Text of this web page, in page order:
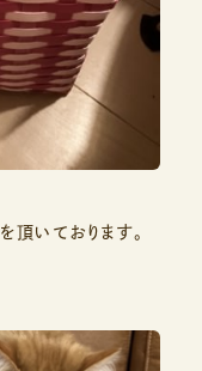
頂いております。